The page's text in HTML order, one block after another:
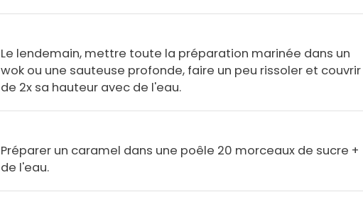
Le lendemain, mettre toute la préparation marinée dans un
wok ou une sauteuse profonde, faire un peu rissoler et couvrir
de 2x sa hauteur avec de l'eau.
Préparer un caramel dans une poêle 20 morceaux de sucre +
de l'eau.